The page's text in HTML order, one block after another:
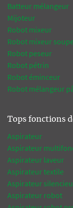
Batteur mélangeur
Mijoteur
Robot mixeur
Robot mixeur
Robot peseur
Robot pétrin
Robot éminceur
Robot mélangeur
Tops fonctions
Aspirateur
Aspirateur
Aspirateur laveur
Aspirateur textile
Aspirateur
Aspirateur robot